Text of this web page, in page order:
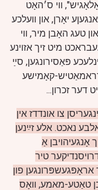
ווי ס׳האָט
יאָרן, און וועלכע
טעג האָבן מיר, ווי
האָט געבראכט מיט זיך אזוינע
פּאַסירונגען, סײַ
קאָמישע
דער זכרון...
צו אונדדז אין
נאכט. אלע זײַנען
אָנגעיהויבן אַ
טיר
אראָפּגעשפּרונגען פון
טאַטע-מאמע, וואָס